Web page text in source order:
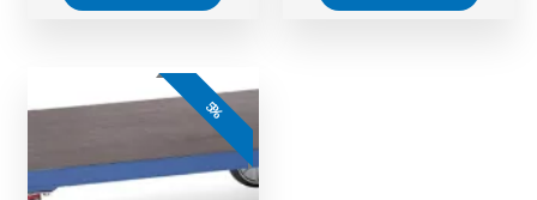
5%
prix
initial
était :
572,00 €.
prix
est :
543,00 €.